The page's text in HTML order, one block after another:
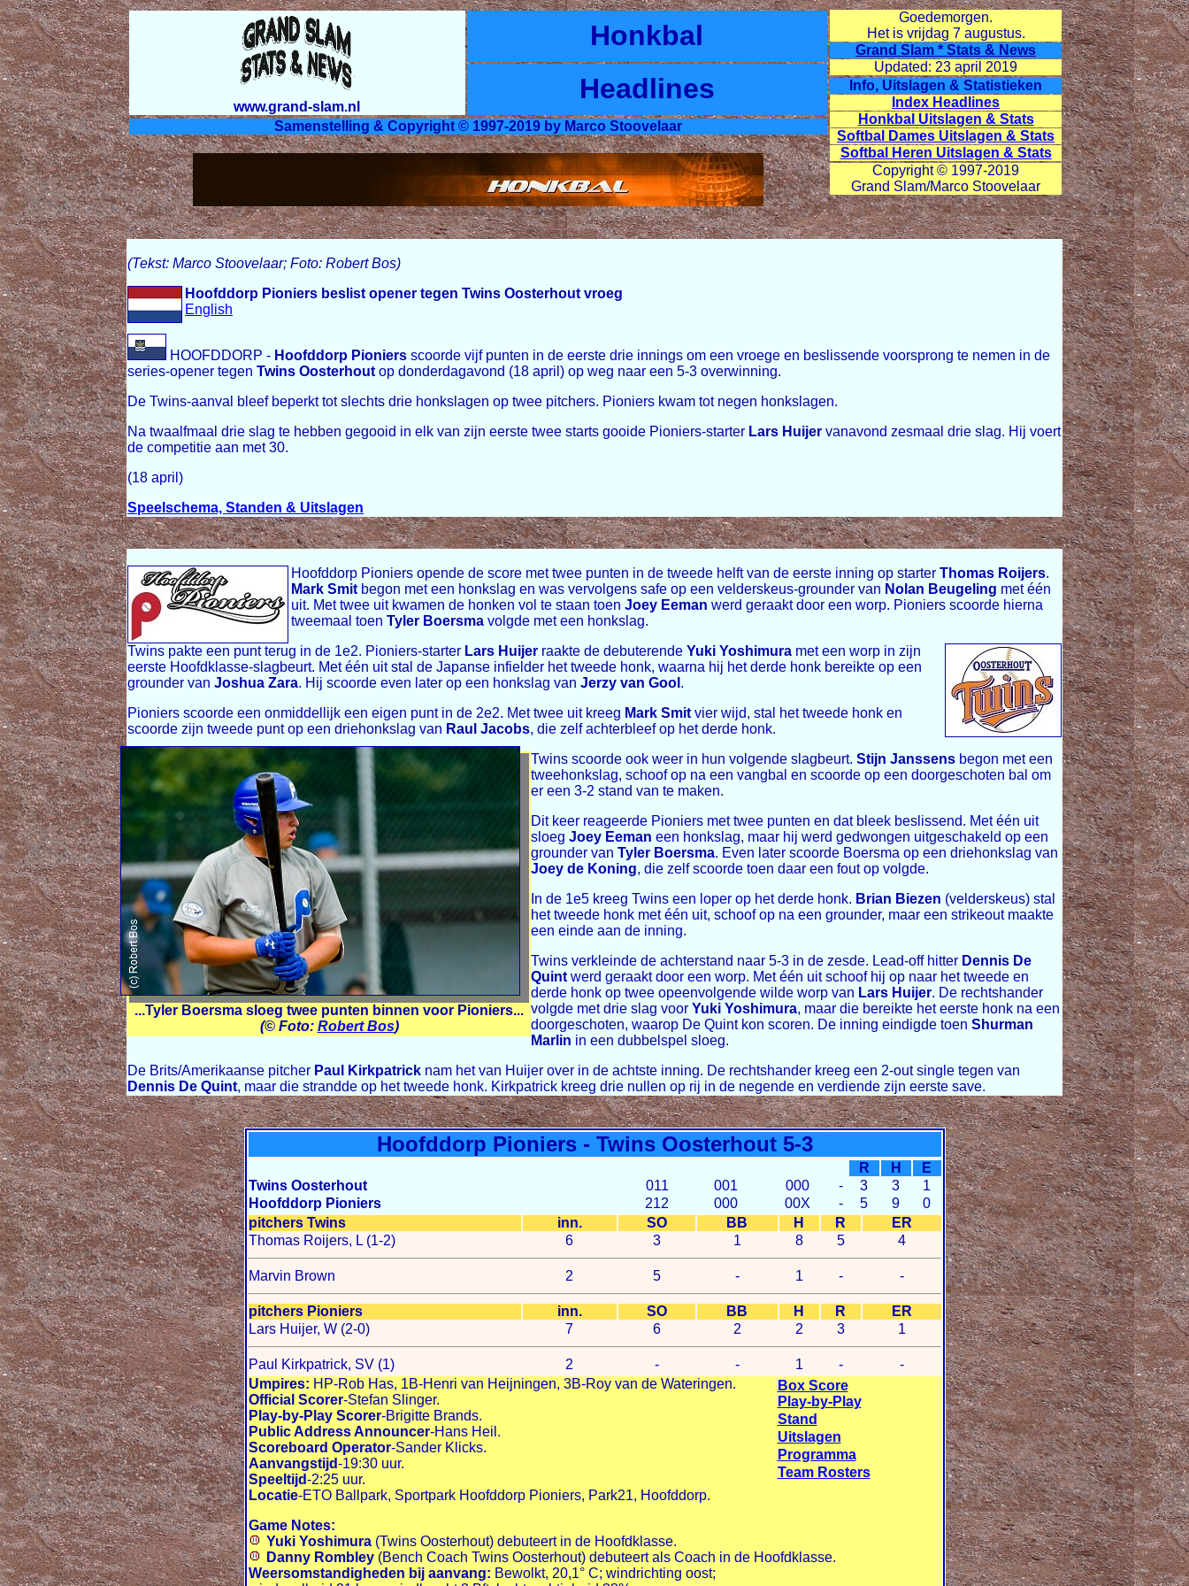
Goedemorgen.
Het is vrijdag 7 augustus.
Grand Slam * Stats & News
Updated: 23 april 2019
Info, Uitslagen & Statistieken
Index Headlines
Honkbal Uitslagen & Stats
Softbal Dames Uitslagen & Stats
Softbal Heren Uitslagen & Stats
Copyright © 1997-2019
Grand Slam/Marco Stoovelaar
www.grand-slam.nl
Honkbal
Headlines
Samenstelling & Copyright © 1997-2019 by Marco Stoovelaar
(Tekst: Marco Stoovelaar; Foto: Robert Bos)
Hoofddorp Pioniers beslist opener tegen Twins Oosterhout vroeg
English
HOOFDDORP - Hoofddorp Pioniers scoorde vijf punten in de eerste drie innings om een vroege en beslissende voorsprong te nemen in de
series-opener tegen Twins Oosterhout op donderdagavond (18 april) op weg naar een 5-3 overwinning.
De Twins-aanval bleef beperkt tot slechts drie honkslagen op twee pitchers. Pioniers kwam tot negen honkslagen.
Na twaalfmaal drie slag te hebben gegooid in elk van zijn eerste twee starts gooide Pioniers-starter Lars Huijer vanavond zesmaal drie slag. Hij voert
de competitie aan met 30.
(18 april)
Speelschema, Standen & Uitslagen
Hoofddorp Pioniers opende de score met twee punten in de tweede helft van de eerste inning op starter Thomas Roijers.
Mark Smit begon met een honkslag en was vervolgens safe op een velderskeus-grounder van Nolan Beugeling met één
uit. Met twee uit kwamen de honken vol te staan toen Joey Eeman werd geraakt door een worp. Pioniers scoorde hierna
tweemaal toen Tyler Boersma volgde met een honkslag.
Twins pakte een punt terug in de 1e2. Pioniers-starter Lars Huijer raakte de debuterende Yuki Yoshimura met een worp in zijn
eerste Hoofdklasse-slagbeurt. Met één uit stal de Japanse infielder het tweede honk, waarna hij het derde honk bereikte op een
grounder van Joshua Zara. Hij scoorde even later op een honkslag van Jerzy van Gool .
Pioniers scoorde een onmiddellijk een eigen punt in de 2e2. Met twee uit kreeg Mark Smit vier wijd, stal het tweede honk en
scoorde zijn tweede punt op een driehonkslag van Raul Jacobs, die zelf achterbleef op het derde honk.
...Tyler Boersma sloeg twee punten binnen voor Pioniers...
(© Foto: Robert Bos)
Twins scoorde ook weer in hun volgende slagbeurt. Stijn Janssens begon met een
tweehonkslag, schoof op na een vangbal en scoorde op een doorgeschoten bal om
er een 3-2 stand van te maken.
Dit keer reageerde Pioniers met twee punten en dat bleek beslissend. Met één uit
sloeg Joey Eeman een honkslag, maar hij werd gedwongen uitgeschakeld op een
grounder van Tyler Boersma. Even later scoorde Boersma op een driehonkslag van
Joey de Koning, die zelf scoorde toen daar een fout op volgde.
In de 1e5 kreeg Twins een loper op het derde honk. Brian Biezen (velderskeus) stal
het tweede honk met één uit, schoof op na een grounder, maar een strikeout maakte
een einde aan de inning.
Twins verkleinde de achterstand naar 5-3 in de zesde. Lead-off hitter Dennis De
Quint werd geraakt door een worp. Met één uit schoof hij op naar het tweede en
derde honk op twee opeenvolgende wilde worp van Lars Huijer. De rechtshander
volgde met drie slag voor Yuki Yoshimura, maar die bereikte het eerste honk na een
doorgeschoten, waarop De Quint kon scoren. De inning eindigde toen Shurman
Marlin in een dubbelspel sloeg.
De Brits/Amerikaanse pitcher Paul Kirkpatrick nam het van Huijer over in de achtste inning. De rechtshander kreeg een 2-out single tegen van
Dennis De Quint, maar die strandde op het tweede honk. Kirkpatrick kreeg drie nullen op rij in de negende en verdiende zijn eerste save.
Hoofddorp Pioniers - Twins Oosterhout 5-3
R H
E
Twins Oosterhout
011 001 000 - 3 3
1
Hoofddorp Pioniers
212 000 00X - 5 9
0
pitchers Twins
inn. SO BB H R
ER
Thomas Roijers, L (1-2)
6 3 1 8 5 4
Marvin Brown 2 5 - 1 - -
pitchers Pioniers inn. SO BB H R
ER
Lars Huijer, W (2-0)
7 6 2 2 3 1
Paul Kirkpatrick, SV (1) 2 - - 1 -
-
Box Score
Play-by-Play
Stand
Uitslagen
Programma
Team Rosters
Umpires: HP-Rob Has, 1B-Henri van Heijningen, 3B-Roy van de Wateringen.
Official Scorer-Stefan Slinger.
Play-by-Play Scorer-Brigitte Brands.
Public Address Announcer-Hans Heil.
Scoreboard Operator-Sander Klicks.
Aanvangstijd-19:30 uur.
Speeltijd-2:25 uur.
Locatie-ETO Ballpark, Sportpark Hoofddorp Pioniers, Park21, Hoofddorp.
Game Notes:
Yuki Yoshimura(Twins Oosterhout) debuteert in de Hoofdklasse.
Danny Rombley(Bench Coach Twins Oosterhout) debuteert als Coach in de Hoofdklasse.
Weersomstandigheden bij aanvang: Bewolkt, 20,1° C; windrichting oost;